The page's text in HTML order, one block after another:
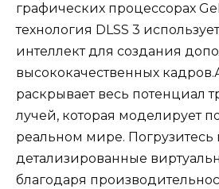
графических процессорах
технология DLSS 3
интеллект для создания
высококачественных
раскрывает весь потенциал
лучей, которая моделирует
реальном мире. Погрузитесь
детализированные
благодаря